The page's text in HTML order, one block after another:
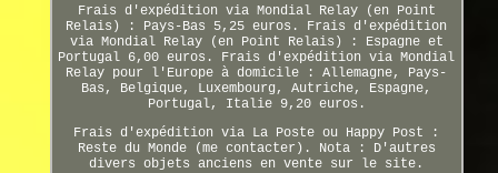
Frais d'expédition via Mondial Relay (en Point
Relais) : Pays-Bas 5,25 euros. Frais d'expédition
via Mondial Relay (en Point Relais) : Espagne et
Portugal 6,00 euros. Frais d'expédition via Mondial
Relay pour l'Europe à domicile : Allemagne, Pays-
Bas, Belgique, Luxembourg, Autriche, Espagne,
Portugal, Italie 9,20 euros.
Frais d'expédition via La Poste ou Happy Post :
Reste du Monde (me contacter). Nota : D'autres
divers objets anciens en vente sur le site.